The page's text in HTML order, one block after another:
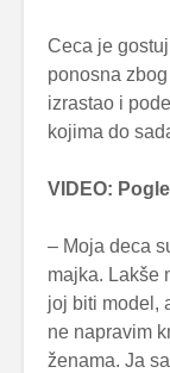
Ceca je
ponosna
izrastao i
kojima do
VIDEO:
– Moja deca
majka. Lakše
joj biti model,
ne napravim
ženama. Ja